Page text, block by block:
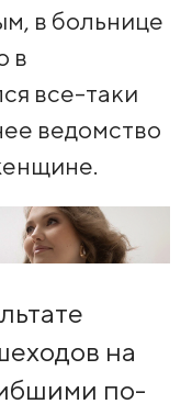
в больнице
в
все-таки
ведомство
на
по-